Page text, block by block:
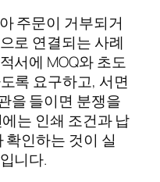
주문이 거부되거
로 연결되는 사례
서에 MOQ와 초도
록 요구하고, 서면
을 들이면 분쟁을
는 인쇄 조건과 납
확인하는 것이 실
니다.